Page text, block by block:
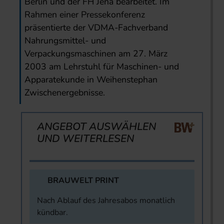
Rahmen einer Pressekonferenz
präsentierte der VDMA-Fachverband
Nahrungsmittel- und
Verpackungsmaschinen am 27. März
2003 am Lehrstuhl für Maschinen- und
Apparatekunde in Weihenstephan
Zwischenergebnisse.
ANGEBOT AUSWÄHLEN
UND WEITERLESEN
BRAUWELT PRINT
Nach Ablauf des Jahresabos monatlich
kündbar.